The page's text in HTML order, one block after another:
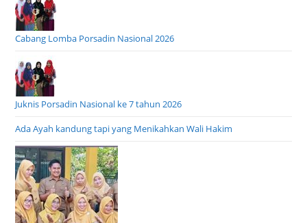
Cabang Lomba Porsadin Nasional 2026
Juknis Porsadin Nasional ke 7 tahun 2026
Ada Ayah kandung tapi yang Menikahkan Wali Hakim